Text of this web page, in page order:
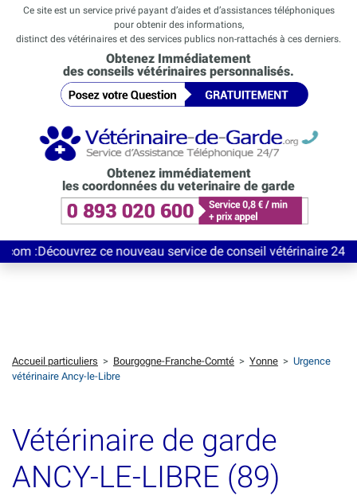
Ce site est un service privé payant d’aides et d’assistances téléphoniques
pour obtenir des informations,
distinct des vétérinaires et des services publics non-rattachés à ces derniers.
Obtenez Immédiatement
des conseils vétérinaires personnalisés.
Obtenez immédiatement
les coordonnées du veterinaire de garde
ce nouveau service de conseil vétérinaire 24/7
Accueil particuliers > Bourgogne-Franche-Comté > Yonne > Urgence
vétérinaire Ancy-le-Libre
Vétérinaire de garde
ANCY-LE-LIBRE (89)